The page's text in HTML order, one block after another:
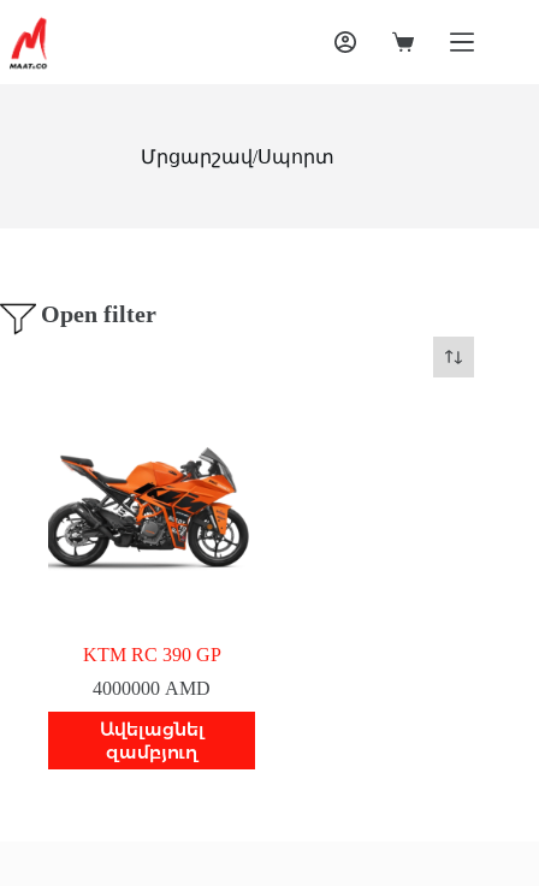
Մրցարշավ/Սպորտ
Open filter
KTM RC 390 GP
4000000 AMD
Ավելացնել
զամբյուղ